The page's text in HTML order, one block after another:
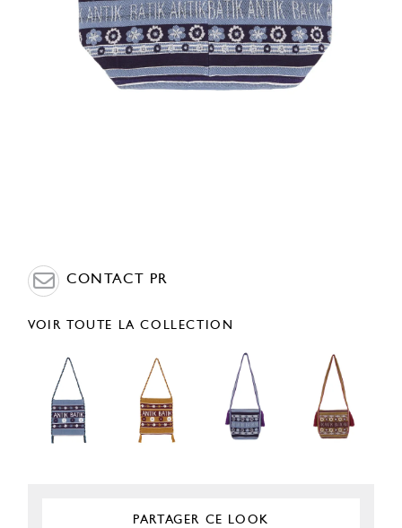
CONTACT PR
VOIR TOUTE LA COLLECTION
PARTAGER CE LOOK